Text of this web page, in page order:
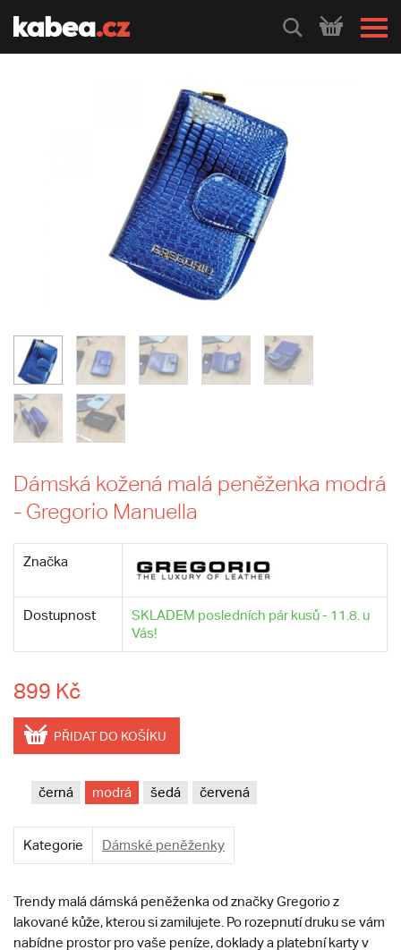
HLEDEJ
Dámská kožená malá peněženka modrá
- Gregorio Manuella
Značka
Dostupnost
SKLADEM posledních pár kusů - 11.8. u
Vás!
899 Kč
PŘIDAT DO KOŠÍKU
černá modrá šedá červená
Kategorie Dámské peněženky
Trendy malá dámská peněženka od značky Gregorio z
lakované kůže, kterou si zamilujete. Po rozepnutí druku se vám
nabídne prostor pro vaše peníze, doklady a platební karty v